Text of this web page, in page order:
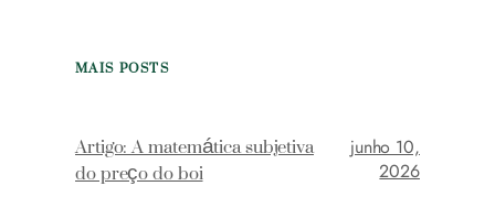
MAIS POSTS
Artigo: A matemática subjetiva
do preço do boi
junho 10,
2026